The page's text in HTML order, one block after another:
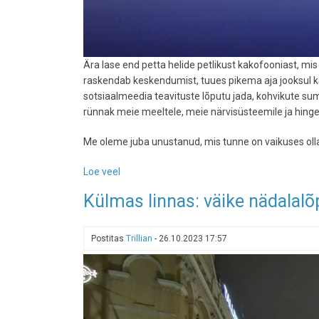
Ära lase end petta helide petlikust kakofooniast,
raskendab keskendumist, tuues pikema aja jooksul
sotsiaalmeedia teavituste lõputu jada, kohvikute
rünnak meie meeltele, meie närvisüsteemile ja
Me oleme juba unustanud, mis tunne on vaikuses
Loe veel
mürasaasta
10
kus
kõrvad
Külmas linnas: väike
Postitas Trillian - 26.10.2023 17:57